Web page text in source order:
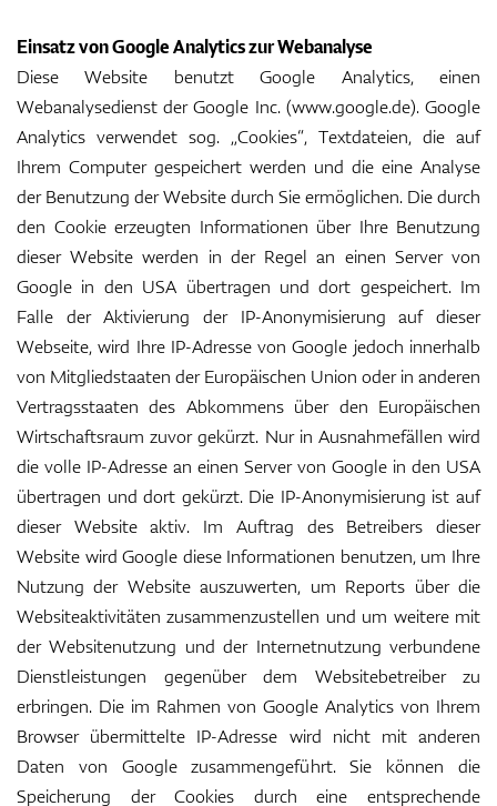
Einsatz von Google Analytics zur Webanalyse
Diese Website benutzt Google Analytics, einen
Webanalysedienst der Google Inc. (www.google.de). Google
Analytics verwendet sog. „Cookies“, Textdateien, die auf
Ihrem Computer gespeichert werden und die eine Analyse
der Benutzung der Website durch Sie ermöglichen. Die durch
den Cookie erzeugten Informationen über Ihre Benutzung
dieser Website werden in der Regel an einen Server von
Google in den USA übertragen und dort gespeichert. Im
Falle der Aktivierung der IP-Anonymisierung auf dieser
Webseite, wird Ihre IP-Adresse von Google jedoch innerhalb
von Mitgliedstaaten der Europäischen Union oder in anderen
Vertragsstaaten des Abkommens über den Europäischen
Wirtschaftsraum zuvor gekürzt. Nur in Ausnahmefällen wird
die volle IP-Adresse an einen Server von Google in den USA
übertragen und dort gekürzt. Die IP-Anonymisierung ist auf
dieser Website aktiv. Im Auftrag des Betreibers dieser
Website wird Google diese Informationen benutzen, um Ihre
Nutzung der Website auszuwerten, um Reports über die
Websiteaktivitäten zusammenzustellen und um weitere mit
der Websitenutzung und der Internetnutzung verbundene
Dienstleistungen gegenüber dem Websitebetreiber zu
erbringen. Die im Rahmen von Google Analytics von Ihrem
Browser übermittelte IP-Adresse wird nicht mit anderen
Daten von Google zusammengeführt. Sie können die
Speicherung der Cookies durch eine entsprechende